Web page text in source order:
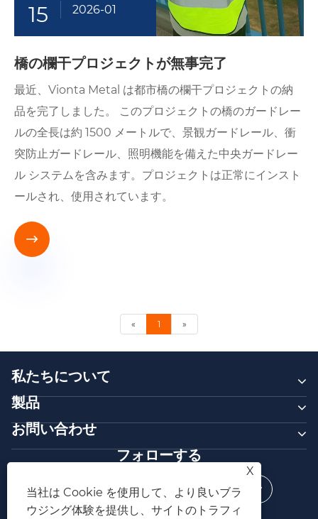
15 2026-01
橋の欄干プロジェクトが無事完了
最近、Vionta Metal は都市橋の欄干プロジェクトの納
品を完了しました。 このプロジェクトの橋のガードレー
ルの全長は約 1500 メートルで、景観ガードレール、衝
突防止ガードレール、照明機能を備えた中央ガードレー
ル システムを含みます。プロジェクトは正常にインスト
ールされ、使用されています。

« 1 »
私たちについて
製品
お問い合わせ
フォローする
X
当社は Cookie を使用して、より良いブラ
ウジング体験を提供し、サイトのトラフィ